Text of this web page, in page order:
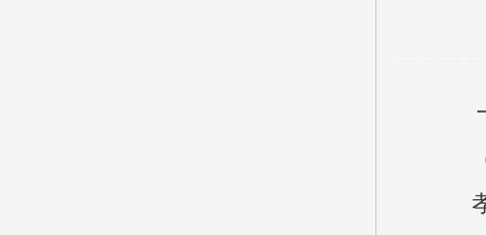
一
（
孝